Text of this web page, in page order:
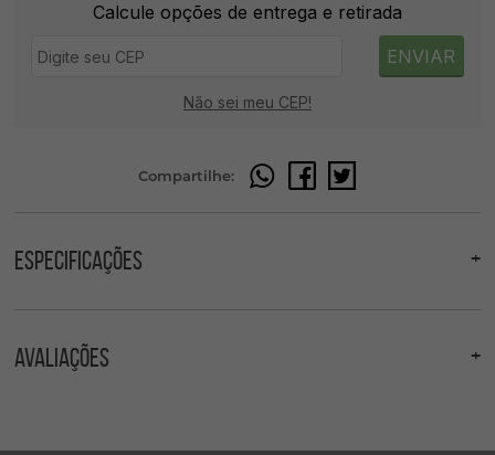
Calcule opções de entrega e retirada
ENVIAR
Não sei meu CEP!
Compartilhe:
Especificações
Avaliações